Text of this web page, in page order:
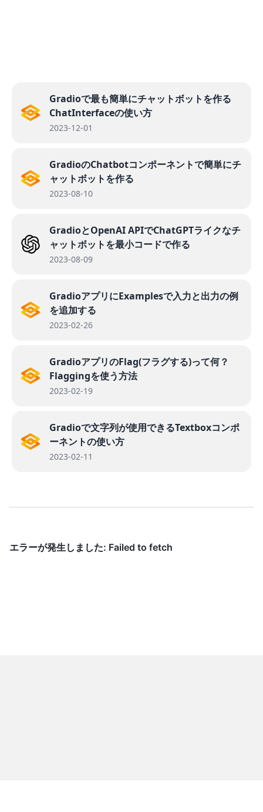
Gradioで最も簡単にチャットボットを作る
ChatInterfaceの使い方
2023-12-01
GradioのChatbotコンポーネントで簡単にチ
ャットボットを作る
2023-08-10
GradioとOpenAI APIでChatGPTライクなチ
ャットボットを最小コードで作る
2023-08-09
GradioアプリにExamplesで入力と出力の例
を追加する
2023-02-26
GradioアプリのFlag(フラグする)って何？
Flaggingを使う方法
2023-02-19
Gradioで文字列が使用できるTextboxコンポ
ーネントの使い方
2023-02-11